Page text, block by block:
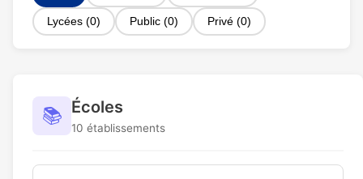
Lycées (0) Public (0) Privé (0)
📚 Écoles
10 établissements